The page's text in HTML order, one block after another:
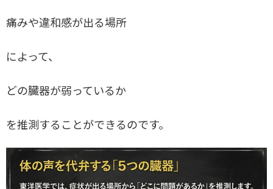
痛みや違和感が出る場所
によって、
どの臓器が弱っているか
を推測することができるのです。